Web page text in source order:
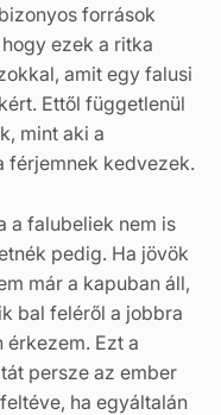
források
ezek a ritka
amit egy falusi
Ettől függetlenül
mint aki a
férjemnek kedvezek.
a falubeliek nem is
pedig. Ha jövök
már a kapuban áll,
bal feléről a jobbra
érkezem. Ezt a
persze az ember
ha egyáltalán